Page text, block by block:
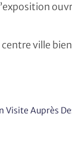
ville
Visite Auprès